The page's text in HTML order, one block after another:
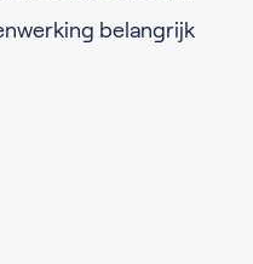
belangrijk